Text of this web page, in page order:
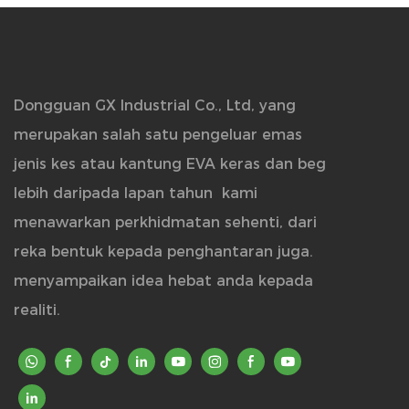
Dongguan GX Industrial Co., Ltd, yang
merupakan salah satu pengeluar emas
jenis kes atau kantung EVA keras dan beg
lebih daripada lapan tahun
kami
menawarkan perkhidmatan sehenti, dari
reka bentuk kepada penghantaran juga.
menyampaikan idea hebat anda kepada
realiti.